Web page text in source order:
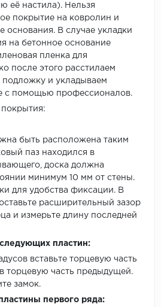
её настила). Нельзя
покрытие на ковролин и
основания. В случае укладки
на бетонное основание
пленка для
после этого расстилаем
и укладываем
с помощью профессионалов.
быть расположена таким
паз находился в
доска должна
минимум 10 мм от стены.
для удобства фиксации. В
расширительный зазор
и измерьте длину последней
пластин:
вставьте торцевую часть
торцевую часть предыдущей.
замок.
первого ряда: